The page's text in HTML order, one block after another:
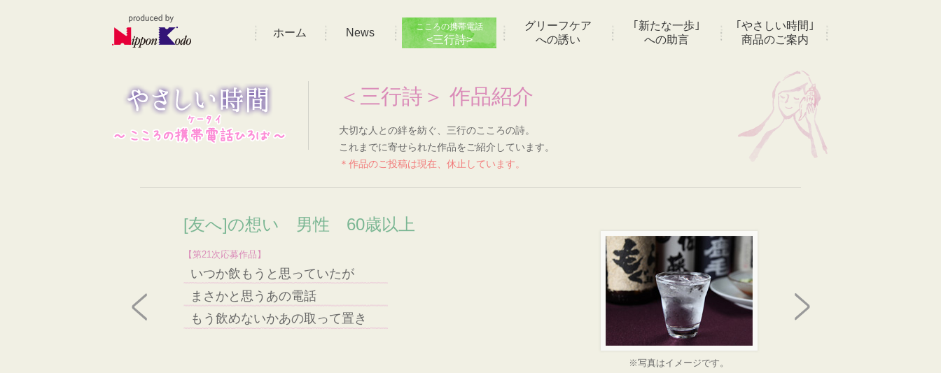
ホーム News こころの携帯電話
<三行詩>
グリーフケア
への誘い
｢新たな一歩｣
への助言
｢やさしい時間｣
商品のご案内
＜三行詩＞ 作品紹介
大切な人との絆を紡ぐ、三行のこころの詩。
これまでに寄せられた作品をご紹介しています。
＊作品のご投稿は現在、休止しています。
[友へ]の想い 男性 60歳以上
【第21次応募作品】
いつか飲もうと思っていたが
まさかと思うあの電話
もう飲めないかあの取って置き
※写真はイメージです。